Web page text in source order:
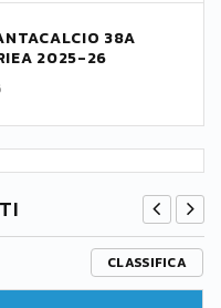
38A
2025-26
CLASSIFICA